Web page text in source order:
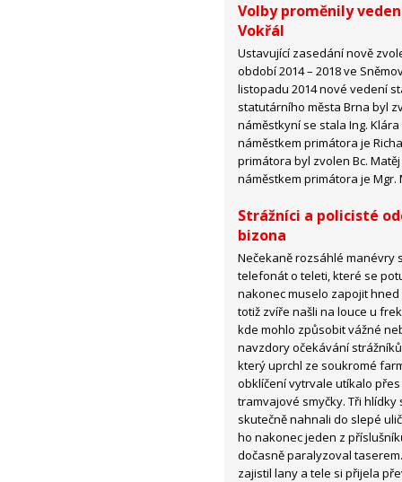
Volby proměnily
Vokřál
Ustavující zasedání nově
období 2014 – 2018 ve
listopadu 2014 nové vedení
statutárního města Brna byl
náměstkyní se stala Ing.
náměstkem primátora je
primátora byl zvolen Bc.
náměstkem primátora je Mgr.
Strážníci a policisté
bizona
Nečekaně rozsáhlé manévry
telefonát o teleti, které se
nakonec muselo zapojit
totiž zvíře našli na louce u
kde mohlo způsobit vážné
navzdory očekávání
který uprchl ze soukromé
obklíčení vytrvale utíkalo
tramvajové smyčky. Tři
skutečně nahnali do slepé
ho nakonec jeden z
dočasně paralyzoval
zajistil lany a tele si přijela